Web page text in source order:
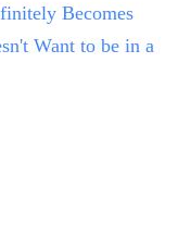
Becomes
Want to be in a